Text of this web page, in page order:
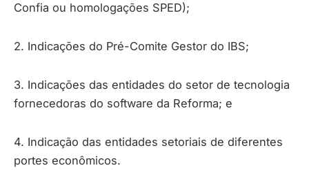
Confia ou homologações SPED);
2. Indicações do Pré-Comite Gestor do IBS;
3. Indicações das entidades do setor de tecnologia
fornecedoras do software da Reforma; e
4. Indicação das entidades setoriais de diferentes
portes econômicos.